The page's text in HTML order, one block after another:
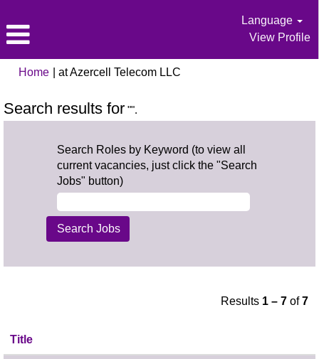
Language
View Profile
Home at Azercell Telecom LLC
Search results for "".
Search Roles by Keyword (to view all
current vacancies, just click the "Search
Jobs" button)
Results 1 – 7 of7
Title